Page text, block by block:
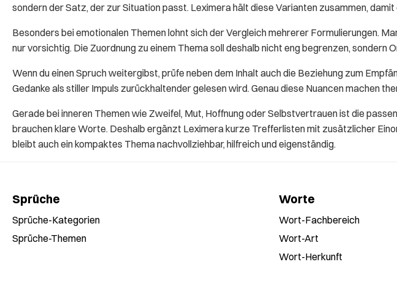
sondern der Satz, der zur Situation passt. Leximera hält diese Varianten zusammen,
Besonders bei emotionalen Themen lohnt sich der Vergleich mehrerer Formulierungen.
nur vorsichtig. Die Zuordnung zu einem Thema soll deshalb nicht eng begrenzen, sondern
Wenn du einen Spruch weitergibst, prüfe neben dem Inhalt auch die Beziehung zum
Gedanke als stiller Impuls zurückhaltender gelesen wird. Genau diese Nuancen machen
Gerade bei inneren Themen wie Zweifel, Mut, Hoffnung oder Selbstvertrauen ist die
brauchen klare Worte. Deshalb ergänzt Leximera kurze Trefferlisten mit zusätzlicher
bleibt auch ein kompaktes Thema nachvollziehbar, hilfreich und eigenständig.
Sprüche
Sprüche-Kategorien
Sprüche-Themen
Worte
Wort-Fachbereich
Wort-Art
Wort-Herkunft